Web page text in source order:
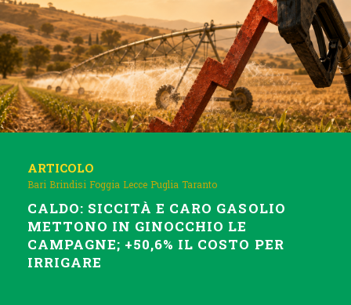
ARTICOLO
Bari Brindisi Foggia Lecce Puglia Taranto
CALDO: SICCITÀ E CARO GASOLIO
METTONO IN GINOCCHIO LE
CAMPAGNE; +50,6% IL COSTO PER
IRRIGARE